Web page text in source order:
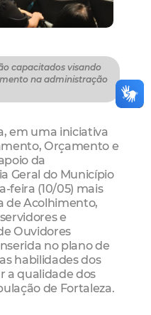
capacitados visando
na administração
em uma iniciativa
Orçamento e
da
Geral do Município
feira (10/05) mais
de Acolhimento,
e
Ouvidores
no plano de
habilidades dos
a qualidade dos
de Fortaleza.